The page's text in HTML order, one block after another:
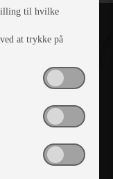
til hvilke
at trykke på